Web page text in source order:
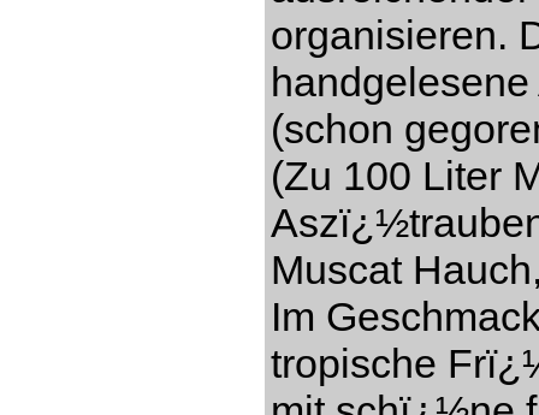
organisieren.
(schon
(Zu 100 Liter
Muscat
Im
tropische